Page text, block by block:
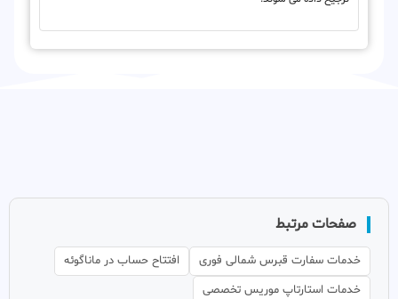
صفحات مرتبط
خدمات سفارت قبرس شمالی فوری
افتتاح حساب در ماناگوئه
خدمات استارتاپ موریس تخصصی